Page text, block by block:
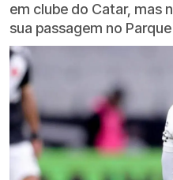
em clube do Catar, mas
sua passagem no